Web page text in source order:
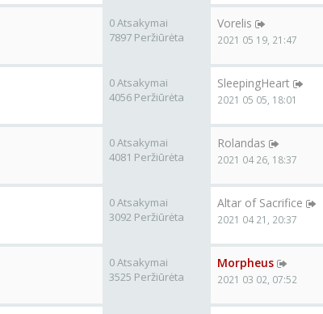
0 Atsakymai
7897 Peržiūrėta
Vorelis
2021 05 19, 21:47
0 Atsakymai
4056 Peržiūrėta
SleepingHeart
2021 05 05, 18:01
0 Atsakymai
4081 Peržiūrėta
Rolandas
2021 04 26, 18:37
0 Atsakymai
3092 Peržiūrėta
Altar of Sacrifice
2021 04 21, 20:37
0 Atsakymai
3525 Peržiūrėta
Morpheus
2021 03 02, 07:52